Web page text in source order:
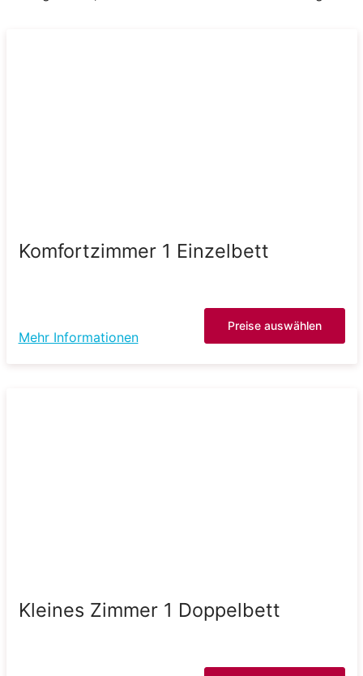
Komfortzimmer 1 Einzelbett
Mehr Informationen
Preise auswählen
Kleines Zimmer 1 Doppelbett